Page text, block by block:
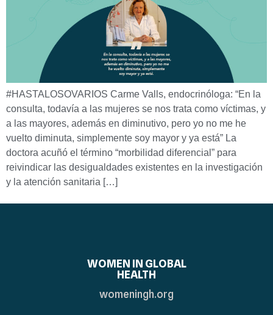
#HASTALOSOVARIOS Carme Valls, endocrinóloga: “En la
consulta, todavía a las mujeres se nos trata como víctimas, y
a las mayores, además en diminutivo, pero yo no me he
vuelto diminuta, simplemente soy mayor y ya está” La
doctora acuñó el término “morbilidad diferencial” para
reivindicar las desigualdades existentes en la investigación
y la atención sanitaria […]
WOMEN IN GLOBAL
HEALTH
womeningh.org